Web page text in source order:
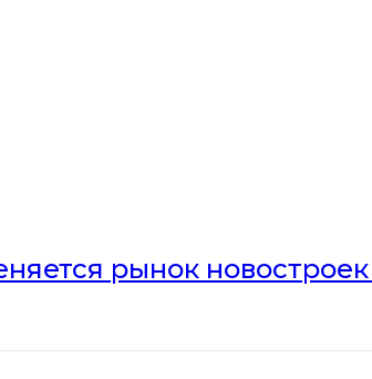
рынок